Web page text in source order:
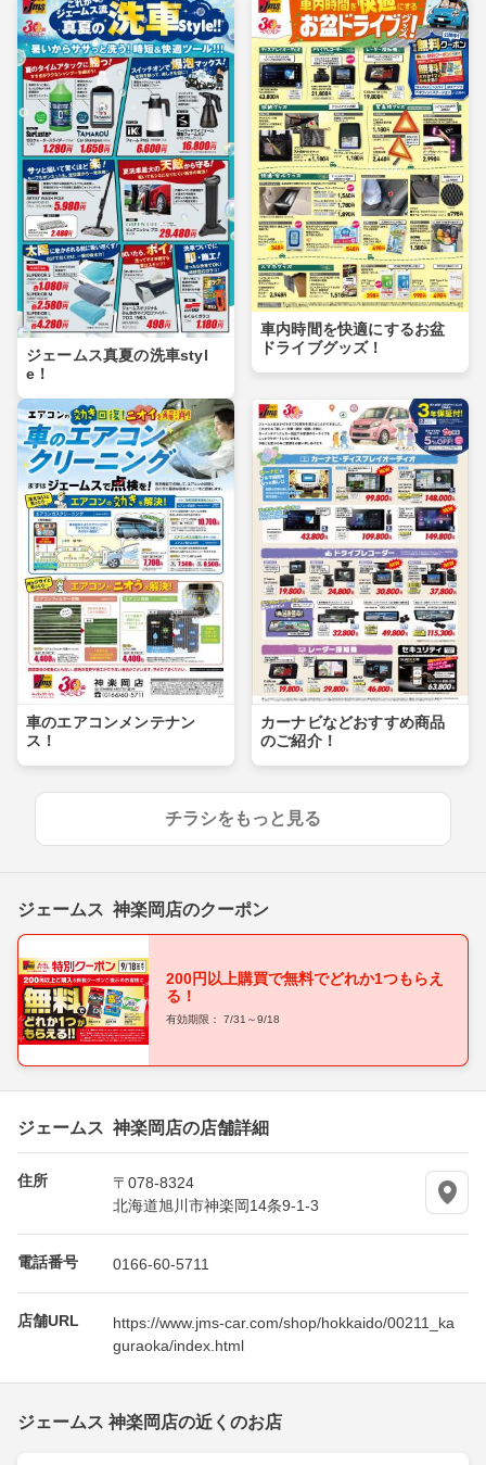
ジェームス真夏の洗車styl
e！
車内時間を快適にするお盆
ドライブグッズ！
車のエアコンメンテナン
ス！
カーナビなどおすすめ商品
のご紹介！
チラシをもっと見る
ジェームス 神楽岡店のクーポン
200円以上購買で無料でどれか1つもらえ
る！
有効期限： 7/31～9/18
ジェームス 神楽岡店の店舗詳細
住所
〒078-8324
北海道旭川市神楽岡14条9-1-3
電話番号 0166-60-5711
店舗URL
https://www.jms-car.com/shop/hokkaido/00211_ka
guraoka/index.html
ジェームス 神楽岡店の近くのお店